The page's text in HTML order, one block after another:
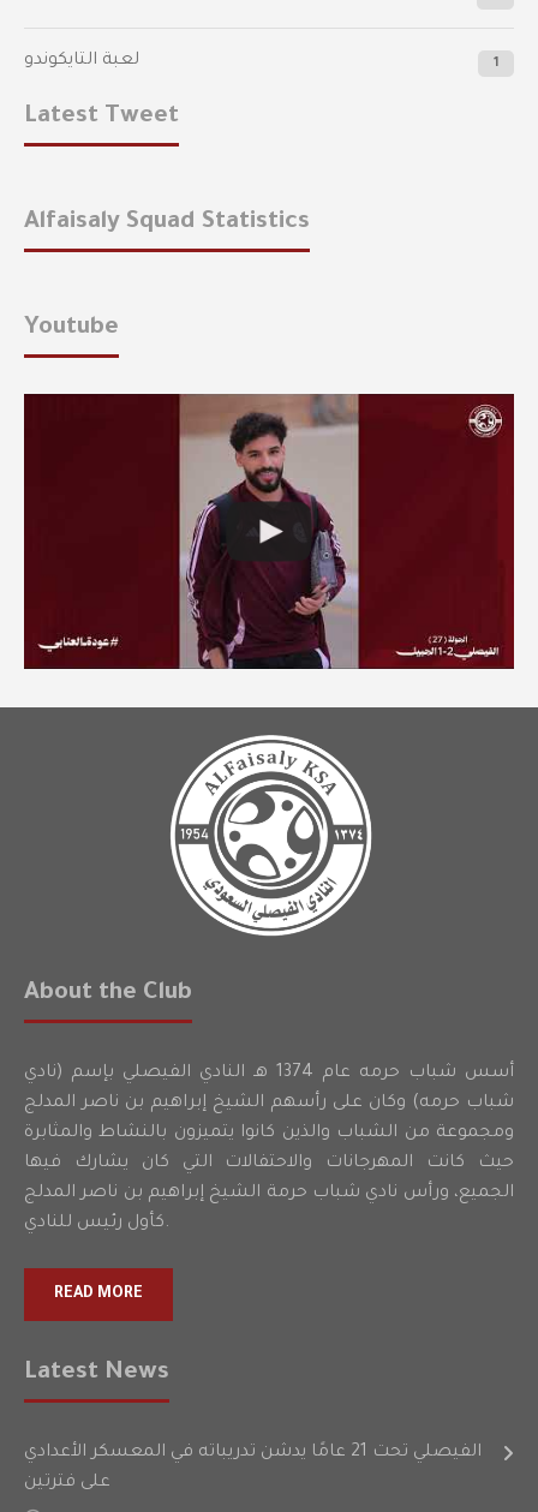
لعبة التايكوندو 1
Latest Tweet
Alfaisaly Squad Statistics
Youtube
About the Club
أسس شباب حرمه عام 1374 هـ النادي الفيصلي بإسم (نادي
شباب حرمه) وكان على رأسهم الشيخ إبراهيم بن ناصر المدلج
ومجموعة من الشباب والذين كانوا يتميزون بالنشاط والمثابرة
حيث كانت المهرجانات والاحتفالات التي كان يشارك فيها
الجميع، ورأس نادي شباب حرمة الشيخ إبراهيم بن ناصر المدلج
كأول رئيس للنادي.
READ MORE
Latest News
الفيصلي تحت 21 عامًا يدشن تدريباته في المعسكر الأعدادي
على فترتين